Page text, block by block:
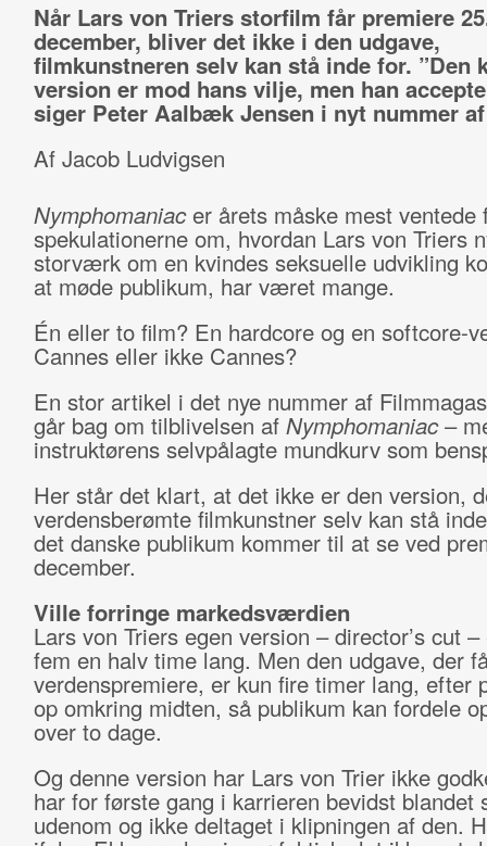
Når Lars von Triers storfilm får premiere
december, bliver det ikke i den udgave,
filmkunstneren selv kan stå inde for. ”Den
version er mod hans vilje, men han
siger Peter Aalbæk Jensen i nyt nummer
Af Jacob Ludvigsen
Nymphomaniacer årets måske mest ventede
spekulationerne om, hvordan Lars von Triers
storværk om en kvindes seksuelle udvikling
at møde publikum, har været mange.
Én eller to film? En hardcore og en softcore-
Cannes eller ikke Cannes?
En stor artikel i det nye nummer af
går bag om tilblivelsen af Nymphomaniac–
instruktørens selvpålagte mundkurv som
Her står det klart, at det ikke er den version,
verdensberømte filmkunstner selv kan stå
det danske publikum kommer til at se ved
december.
Ville forringe markedsværdien
Lars von Triers egen version – director’s cut
fem en halv time lang. Men den udgave, der
verdenspremiere, er kun fire timer lang, efter
op omkring midten, så publikum kan fordele
over to dage.
Og denne version har Lars von Trier ikke
har for første gang i karrieren bevidst blandet
udenom og ikke deltaget i klipningen af den.